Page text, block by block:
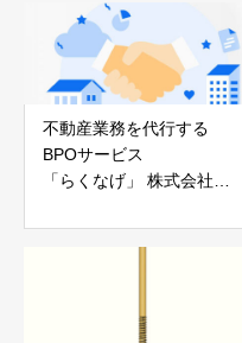
不動産業務を代行する
BPOサービス
「らくなげ」 株式会社い